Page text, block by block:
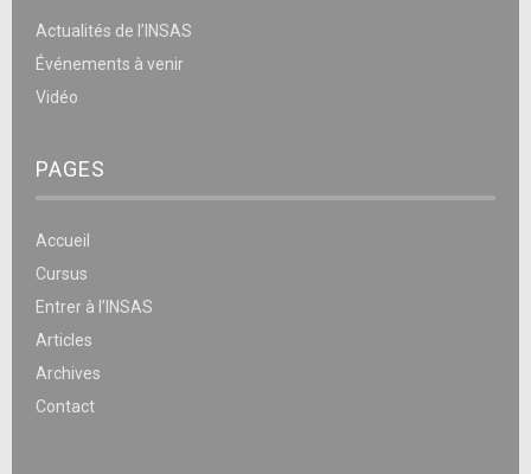
Actualités de l’INSAS
Événements à venir
Vidéo
PAGES
Accueil
Cursus
Entrer à l’INSAS
Articles
Archives
Contact